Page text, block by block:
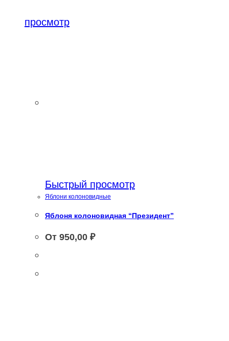
просмотр
Быстрый просмотр
Яблони колоновидные
Яблоня колоновидная “Президент”
От 950,00 ₽